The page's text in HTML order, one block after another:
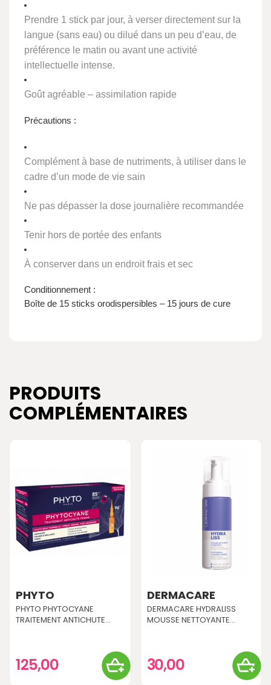
Prendre 1 stick par jour, à verser directement sur la
langue (sans eau) ou dilué dans un peu d’eau, de
préférence le matin ou avant une activité
intellectuelle intense.
Goût agréable – assimilation rapide
Précautions :
Complément à base de nutriments, à utiliser dans le
cadre d’un mode de vie sain
Ne pas dépasser la dose journalière recommandée
Tenir hors de portée des enfants
À conserver dans un endroit frais et sec
Conditionnement :
Boîte de 15 sticks orodispersibles – 15 jours de cure
PRODUITS
COMPLÉMENTAIRES
PHYTO
PHYTO PHYTOCYANE
TRAITEMENT ANTICHUTE...
125,00
DERMACARE
DERMACARE HYDRALISS
MOUSSE NETTOYANTE...
30,00